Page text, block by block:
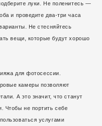
луки. Не поленитесь —
и проведите два-три часа
Не стесняйтесь
вещи, которые будут хорошо
для фотосессии.
камеры позволяют
А это значит, что станут
Чтобы не портить себе
услугами